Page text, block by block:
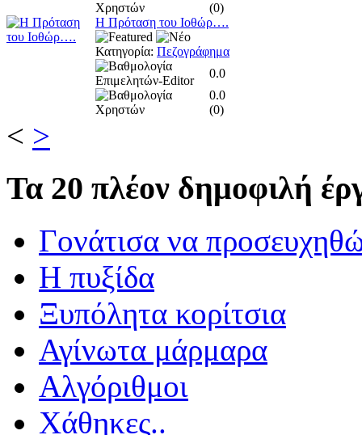
(0)
Η Πρόταση του Ιοθώρ….
Κατηγορία: Πεζογράφημα
0.0
0.0
(0)
< >
Τα 20 πλέον δημοφιλή
Γονάτισα να
Η πυξίδα
Ξυπόλητα κορίτσια
Αγίνωτα μάρμαρα
Αλγόριθμοι
Χάθηκες..